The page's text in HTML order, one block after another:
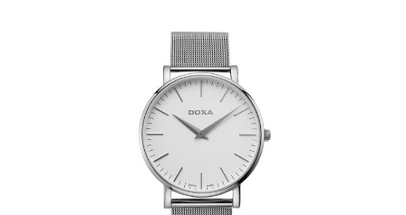
ZSOLNAY PORCELÁN